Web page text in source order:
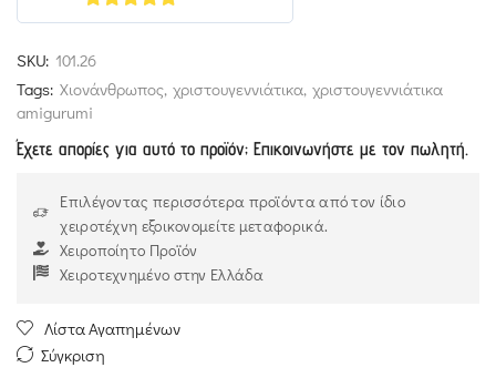
5out of 5
SKU: 101.26
Tags: Χιονάνθρωπος, χριστουγεννιάτικα, χριστουγεννιάτικα
amigurumi
Έχετε απορίες για αυτό το προϊόν; Επικοινωνήστε με τον πωλητή.
Επιλέγοντας περισσότερα προϊόντα από τον ίδιο
χειροτέχνη εξοικονομείτε μεταφορικά.
Χειροποίητο Προϊόν
Χειροτεχνημένο στην Ελλάδα
Λίστα Αγαπημένων
Σύγκριση